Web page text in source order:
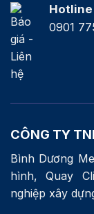
Hotline
0901
CÔNG TY
Bình Dương
hình, Quay
nghiệp xây